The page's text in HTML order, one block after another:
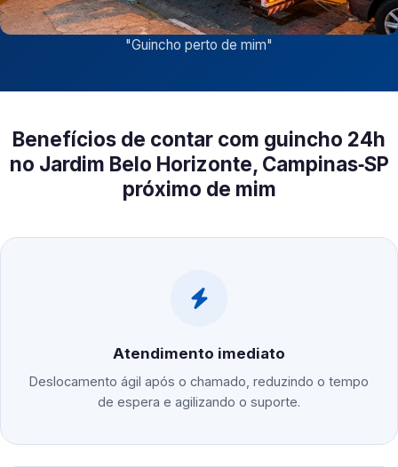
"Guincho perto de mim"
Benefícios de contar com guincho 24h
no Jardim Belo Horizonte, Campinas‑SP
próximo de mim
Atendimento imediato
Deslocamento ágil após o chamado, reduzindo o tempo
de espera e agilizando o suporte.